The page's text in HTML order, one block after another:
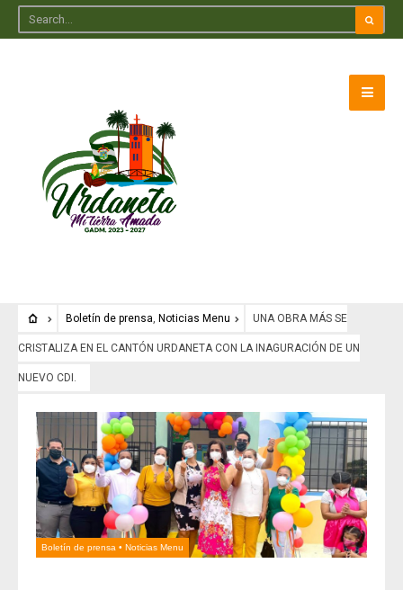
Boletín de prensa, Noticias Menu UNA OBRA MÁS SE
CRISTALIZA EN EL CANTÓN URDANETA CON LA INAGURACIÓN DE UN
NUEVO CDI.
Boletín de prensa • Noticias Menu